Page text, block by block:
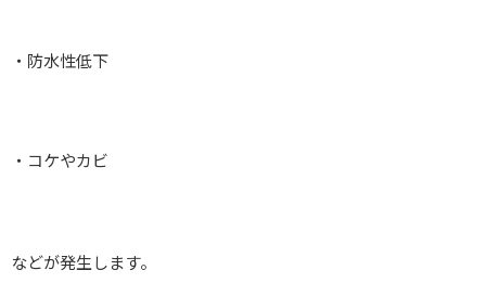
・防水性低下
・コケやカビ
などが発生します。